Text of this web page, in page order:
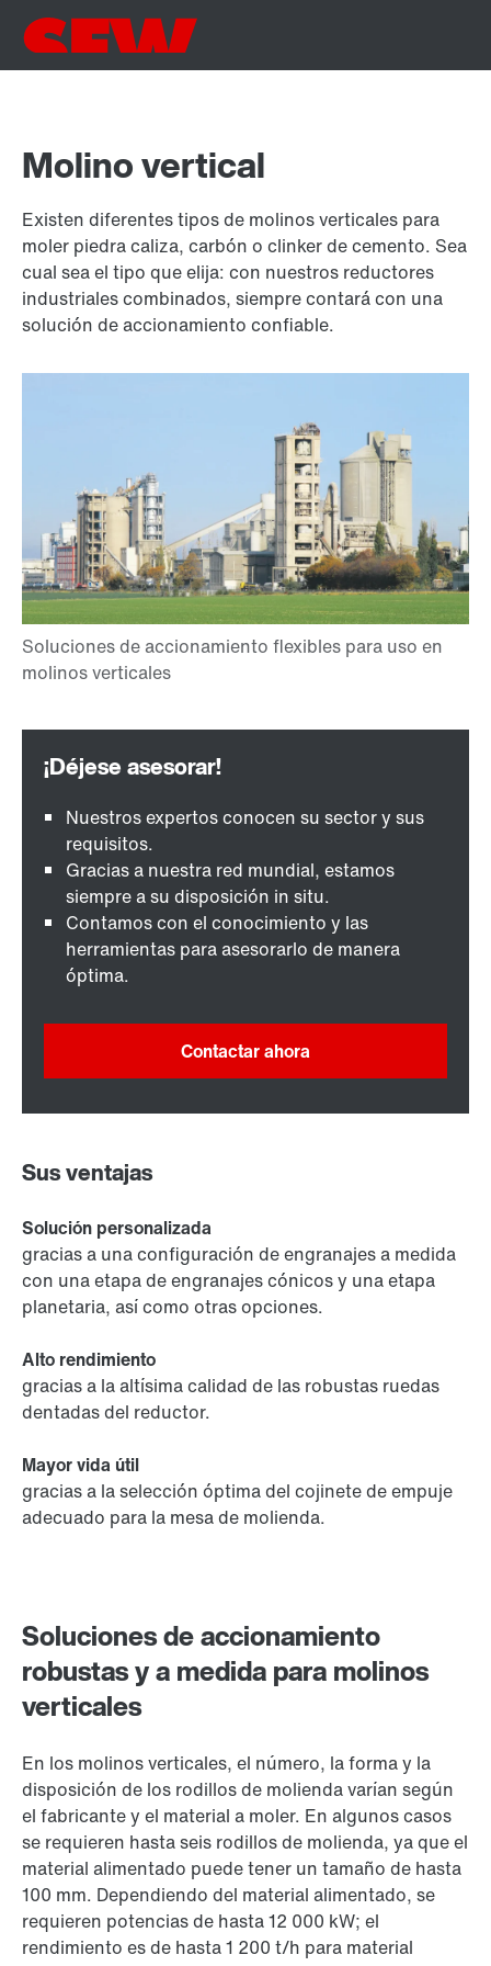
Molino vertical
Existen diferentes tipos de molinos verticales para
moler piedra caliza, carbón o clinker de cemento. Sea
cual sea el tipo que elija: con nuestros reductores
industriales combinados, siempre contará con una
solución de accionamiento confiable.
Soluciones de accionamiento
robustas y a medida para molinos
verticales
En los molinos verticales, el número, la forma y la
disposición de los rodillos de molienda varían según
el fabricante y el material a moler. En algunos casos
se requieren hasta seis rodillos de molienda, ya que el
material alimentado puede tener un tamaño de hasta
100 mm. Dependiendo del material alimentado, se
requieren potencias de hasta 12 000 kW; el
rendimiento es de hasta 1 200 t/h para material
Nuestros expertos conocen su sector y sus
requisitos.
Gracias a nuestra red mundial, estamos
siempre a su disposición in situ.
Contamos con el conocimiento y las
herramientas para asesorarlo de manera
óptima.
Contactar ahora
Sus ventajas
Solución personalizada
gracias a una configuración de engranajes a medida
con una etapa de engranajes cónicos y una etapa
planetaria, así como otras opciones.
Alto rendimiento
gracias a la altísima calidad de las robustas ruedas
dentadas del reductor.
Mayor vida útil
gracias a la selección óptima del cojinete de empuje
adecuado para la mesa de molienda.